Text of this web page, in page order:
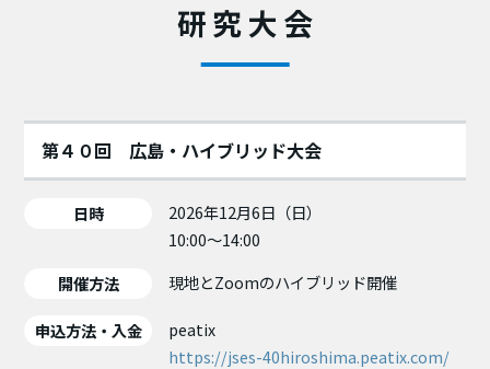
研究大会
第４０回 広島・ハイブリッド大会
日時
2026年12月6日（日）
10:00～14:00
開催方法
現地とZoomのハイブリッド開催
申込方法・入金
peatix
https://jses-40hiroshima.peatix.com/